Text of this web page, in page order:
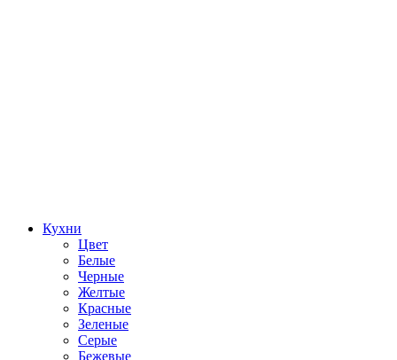
Кухни
Цвет
Белые
Черные
Желтые
Красные
Зеленые
Серые
Бежевые